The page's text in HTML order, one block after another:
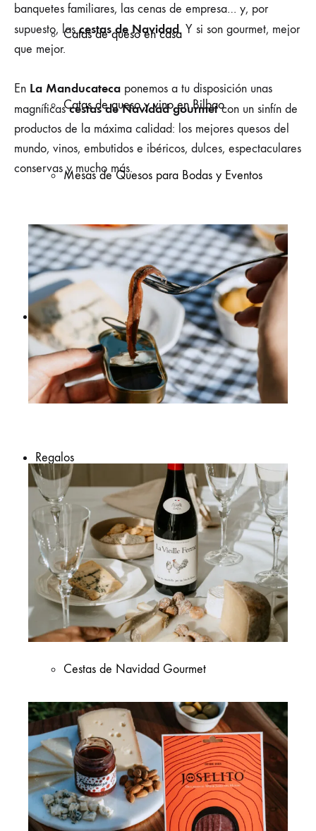
Catas de queso en casa
Catas de queso y vino en Bilbao
Mesas de Quesos para Bodas y Eventos
Préstamo de Raclette
Suscripción
de quesos
Regalos
de empresa
Team building en Bilbao
Cestas de Navidad Gourmet
Cestas Gourmet para empresas
Catas de queso para empresas en Bilbao
banquetes familiares, las cenas de empresa… y, por
supuesto, lascestas de Navidad. Y si son gourmet, mejor
que mejor.
En La Manducateca ponemos a tu disposición unas
magníficascestas de Navidad gourmetcon un sinfín de
productos de la máxima calidad: los mejores quesos del
mundo, vinos, embutidos e ibéricos, dulces, espectaculares
conservas y mucho más.